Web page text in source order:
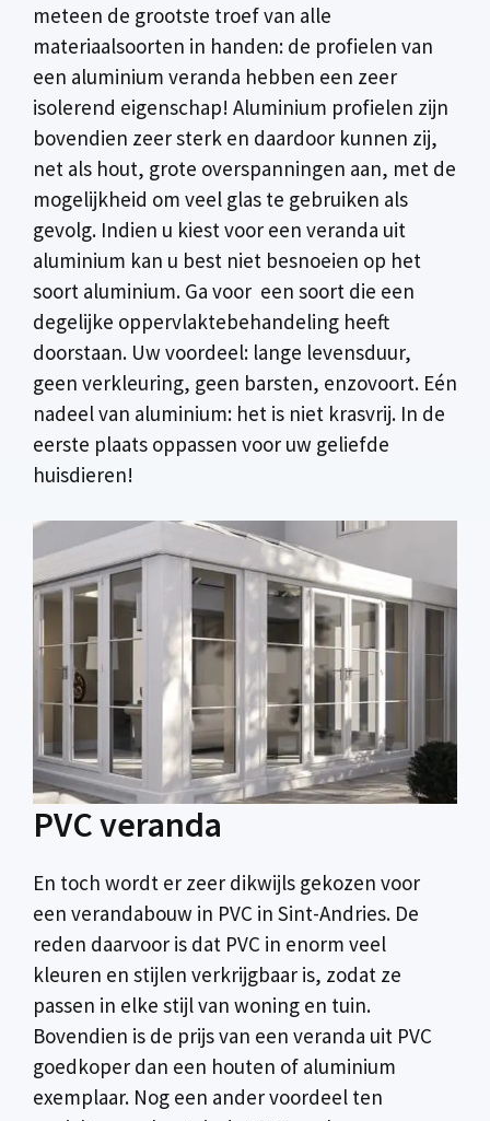
meteen de grootste troef van alle
materiaalsoorten in handen: de profielen van
een aluminium veranda hebben een zeer
isolerend eigenschap! Aluminium profielen zijn
bovendien zeer sterk en daardoor kunnen zij,
net als hout, grote overspanningen aan, met de
mogelijkheid om veel glas te gebruiken als
gevolg. Indien u kiest voor een veranda uit
aluminium kan u best niet besnoeien op het
soort aluminium. Ga voor een soort die een
degelijke oppervlaktebehandeling heeft
doorstaan. Uw voordeel: lange levensduur,
geen verkleuring, geen barsten, enzovoort. Eén
nadeel van aluminium: het is niet krasvrij. In de
eerste plaats oppassen voor uw geliefde
huisdieren!
PVC veranda
En toch wordt er zeer dikwijls gekozen voor
een verandabouw in PVC in Sint-Andries. De
reden daarvoor is dat PVC in enorm veel
kleuren en stijlen verkrijgbaar is, zodat ze
passen in elke stijl van woning en tuin.
Bovendien is de prijs van een veranda uit PVC
goedkoper dan een houten of aluminium
exemplaar. Nog een ander voordeel ten